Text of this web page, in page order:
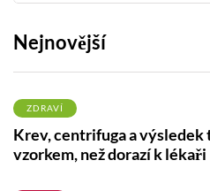
Nejnovější
ZDRAVÍ
Krev, centrifuga a výsledek
vzorkem, než dorazí k lékaři